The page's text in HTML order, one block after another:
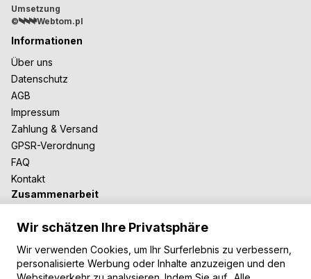
Umsetzung
©
Webtom.pl
Informationen
Über uns
Datenschutz
AGB
Impressum
Zahlung & Versand
GPSR-Verordnung
FAQ
Kontakt
Zusammenarbeit
B2B-Zusammenarbeit
Unsere Teppiche
Moderne Teppiche
Wir schätzen Ihre Privatsphäre
Wir verwenden Cookies, um Ihr Surferlebnis zu verbessern,
personalisierte Werbung oder Inhalte anzuzeigen und den